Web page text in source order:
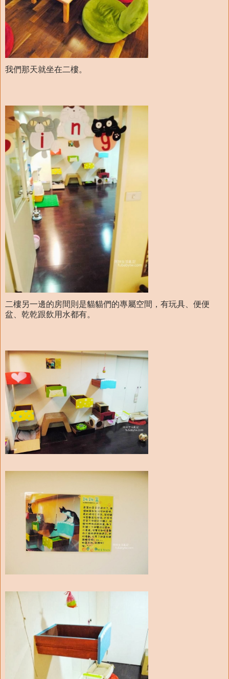
我們那天就坐在二樓。
二樓另一邊的房間則是貓貓們的專屬空間，有玩具、便便
盆、乾乾跟飲用水都有。